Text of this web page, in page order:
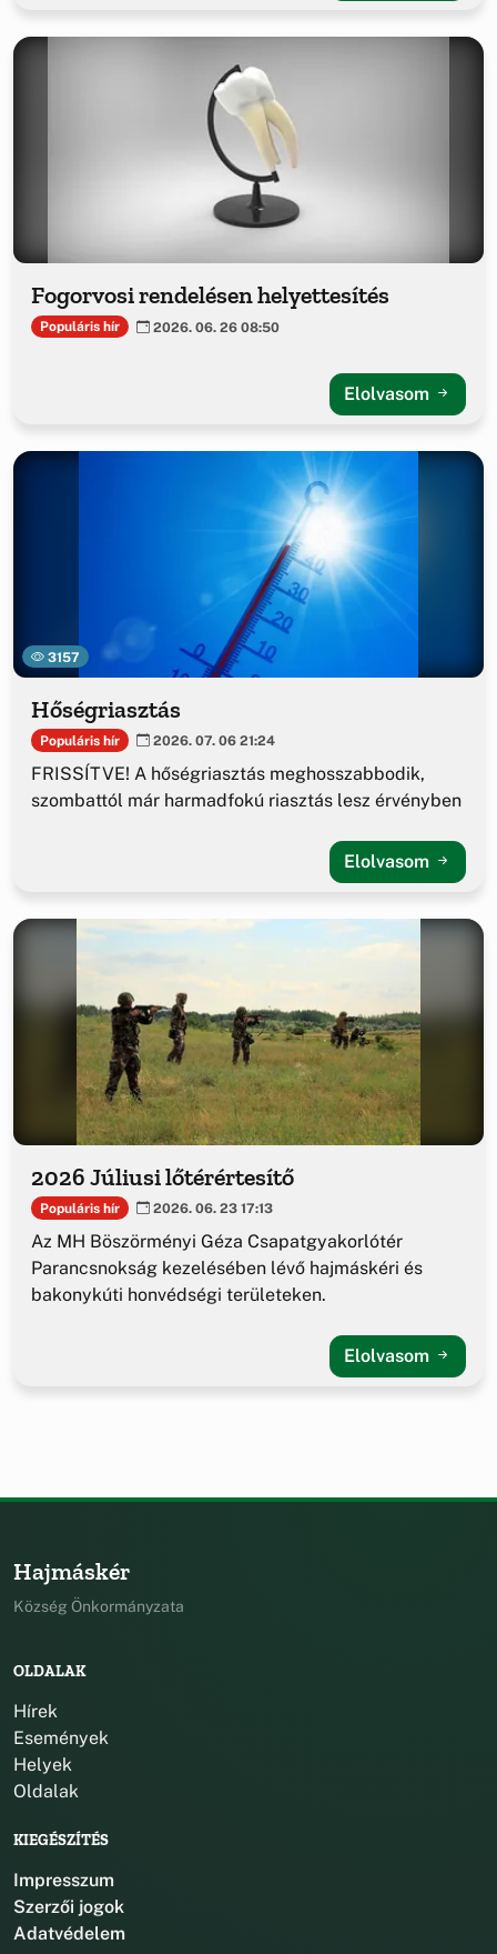
Fogorvosi rendelésen helyettesítés
Populáris hír 2026. 06. 26 08:50
Elolvasom
3157
Hőségriasztás
Populáris hír 2026. 07. 06 21:24
FRISSÍTVE! A hőségriasztás meghosszabbodik,
szombattól már harmadfokú riasztás lesz érvényben
Elolvasom
2026 Júliusi lőtérértesítő
Populáris hír 2026. 06. 23 17:13
Az MH Böszörményi Géza Csapatgyakorlótér
Parancsnokság kezelésében lévő hajmáskéri és
bakonykúti honvédségi területeken.
Elolvasom
Hajmáskér
Község Önkormányzata
OLDALAK
Hírek
Események
Helyek
Oldalak
KIEGÉSZÍTÉS
Impresszum
Szerzői jogok
Adatvédelem